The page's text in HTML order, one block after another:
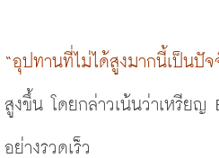
“อุปทานที่ไม่ได้สูงมากนี้เป็นปัจ
สูงขึ้น โดยกล่าวเน้นว่าเหรียญ
อย่างรวดเร็ว